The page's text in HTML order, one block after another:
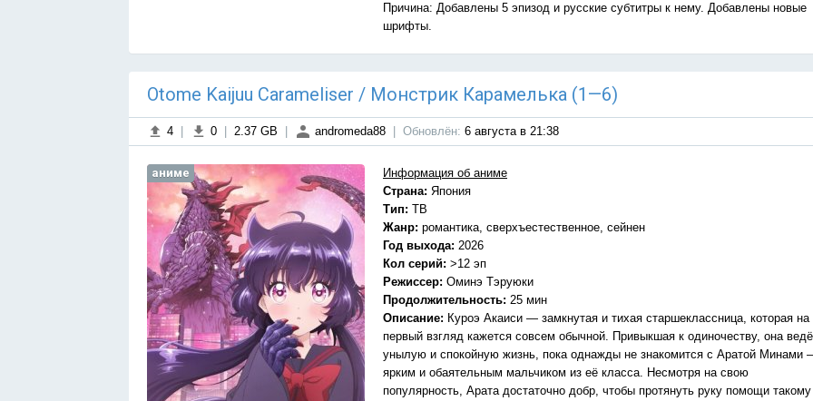
Причина: Добавлены 5 эпизод и русские субтитры к нему. Добавлены новые
шрифты.
Otome Kaijuu Carameliser / Монстрик Карамелька (1—6)
4 0 2.37 GB andromeda88 Обновлён: 6 августа в 21:38
аниме
Информация об аниме
Страна: Япония
Тип: ТВ
Жанр: романтика, сверхъестественное, сейнен
Год выхода: 2026
Кол серий: >12 эп
Режиссер: Оминэ Тэруюки
Продолжительность: 25 мин
Описание: Куроэ Акаиси — замкнутая и тихая старшеклассница, которая на
первый взгляд кажется совсем обычной. Привыкшая к одиночеству, она
унылую и спокойную жизнь, пока однажды не знакомится с Аратой Минами
ярким и обаятельным мальчиком из её класса. Несмотря на свою
популярность, Арата достаточно добр, чтобы протянуть руку помощи такому